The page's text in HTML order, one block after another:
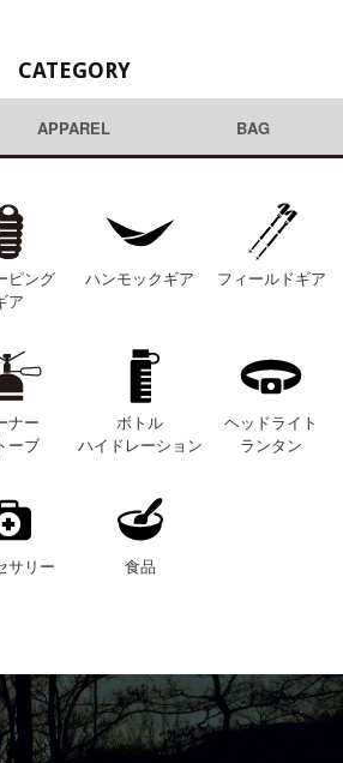
CATEGORY
APPAREL BAG
ピング
ア
ハンモックギア フィールドギア
ナー
ーブ
ボトル
ハイドレーション
ヘッドライト
ランタン
サリー 食品